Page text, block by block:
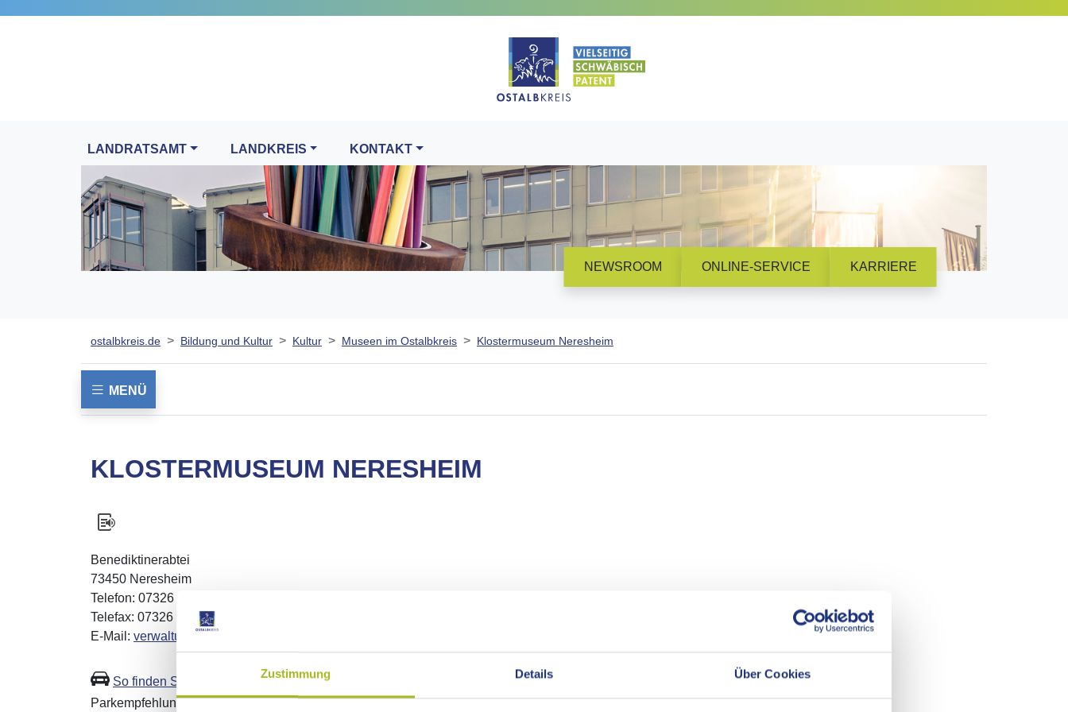
Zustimmung Details Über Cookies
LANDRATSAMT LANDKREIS KONTAKT
NEWSROOM ONLINE-SERVICE KARRIERE
ostalbkreis.de Bildung und Kultur Kultur Museen im Ostalbkreis Klostermuseum Neresheim
MENÜ
KLOSTERMUSEUM NERESHEIM
Benediktinerabtei
73450 Neresheim
Telefon: 07326 8501
Telefax: 07326 85133
E-Mail: verwaltung@abtei-neresheim.de
So finden Sie zu uns
Parkempfehlung: Klosterparkplatz